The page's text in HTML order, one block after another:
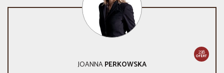
238
OFERT
JOANNAPERKOWSKA